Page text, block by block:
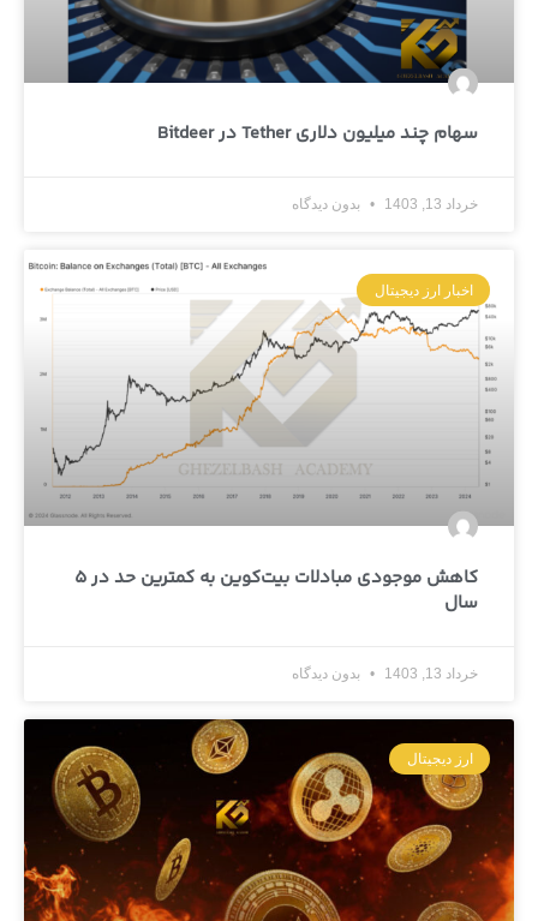
سهام چند میلیون دلاری Tether در Bitdeer
خرداد 13, 1403 بدون دیدگاه
اخبار ارز دیجیتال
کاهش موجودی مبادلات بیت‌کوین به کمترین حد در ۵
سال
خرداد 13, 1403 بدون دیدگاه
ارز دیجیتال